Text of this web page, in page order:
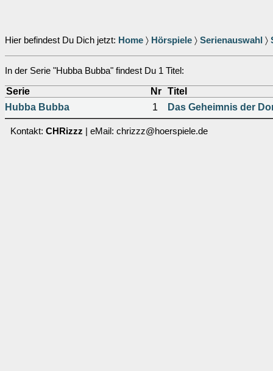
Hier befindest Du Dich jetzt: Home 〉 Hörspiele 〉 Serienauswahl 〉
In der Serie "Hubba Bubba" findest Du 1 Titel:
Serie Nr Titel
Hubba Bubba
1 Das Geheimnis der
Kontakt: CHRizzz | eMail: chrizzz@hoerspiele.de